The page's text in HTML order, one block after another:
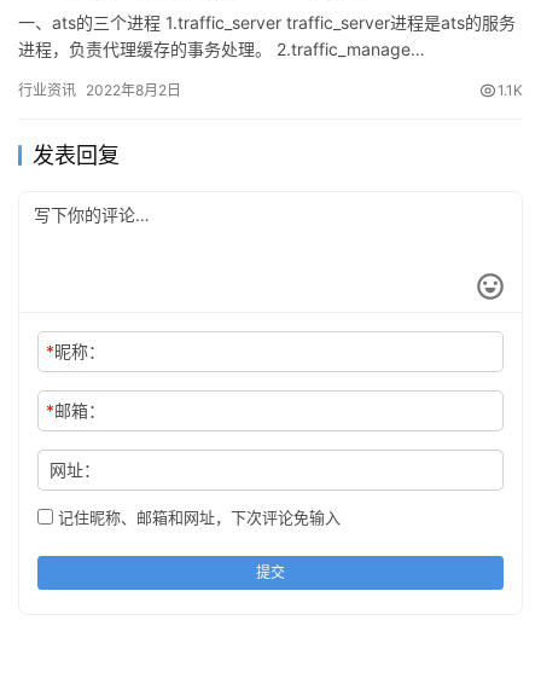
一、ats的三个进程 1.traffic_server traffic_server进程是ats的服务
进程，负责代理缓存的事务处理。 2.traffic_manage…
行业资讯 2022年8月2日 1.1K
发表回复
*昵称：
*邮箱：
网址：
记住昵称、邮箱和网址，下次评论免输入
提交